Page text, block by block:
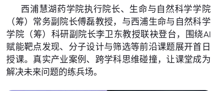
西浦慧湖药学院执行院长、生命与自然科学学院
（筹）常务副院长傅磊教授，与西浦生命与自然科学
学院（筹）科研副院长李卫东教授联袂登台，围绕AI
赋能靶点发现、分子设计与筛选等前沿课题展开首日
授课。真实产业案例、跨学科思维碰撞，让课堂成为
解决未来问题的练兵场。